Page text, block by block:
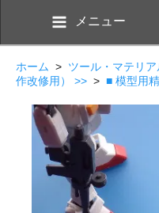
メニュー
ホーム > ツール・マテリ
作改修用） >> > ■ 模型用